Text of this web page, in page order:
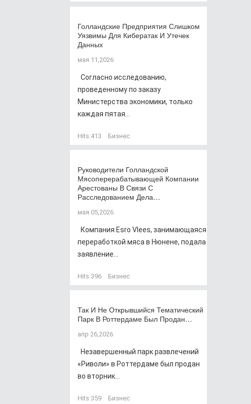
Голландские Предприятия Слишком
Уязвимы Для Кибератак И Утечек
Данных
мая 11,2026
Согласно исследованию,
проведенному по заказу
Министерства экономики, только
каждая пятая...
Hits:413 Бизнес
Руководители Голландской
Мясоперерабатывающей Компании
Арестованы В Связи С
Расследованием Дела…
мая 05,2026
Компания Esro Vlees, занимающаяся
переработкой мяса в Нюнене, подала
заявление...
Hits:396 Бизнес
Так И Не Открывшийся Тематический
Парк В Роттердаме Был Продан…
апр 26,2026
Незавершенный парк развлечений
«Риволи» в Роттердаме был продан
во вторник...
Hits:359 Бизнес